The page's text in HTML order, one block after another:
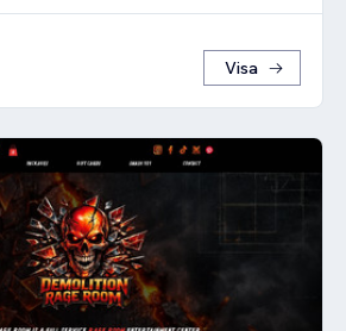
Visa